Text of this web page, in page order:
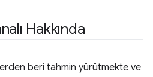
Hakkında
beri tahmin yürütmekte ve